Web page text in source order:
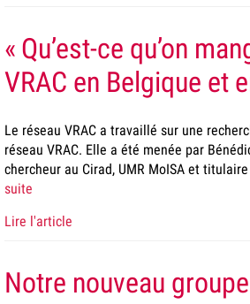
« Qu’est-ce qu’on
VRAC en Belgique et
Le réseau VRAC a travaillé sur une
réseau VRAC. Elle a été menée par
chercheur au Cirad, UMR MoISA et
suite
Lire l'article
Notre nouveau